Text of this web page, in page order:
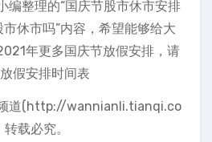
编整理的“国庆节股市休市安排
休市吗”内容，希望能够给大
年更多国庆节放假安排，请
假安排时间表
道(http://wannianli.tianqi.co
载必究。